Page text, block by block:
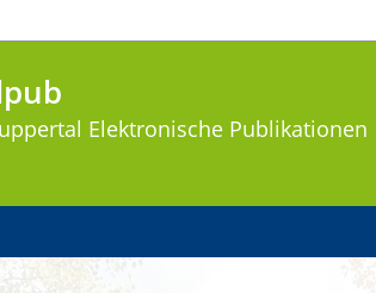
Elektronische Publikationen